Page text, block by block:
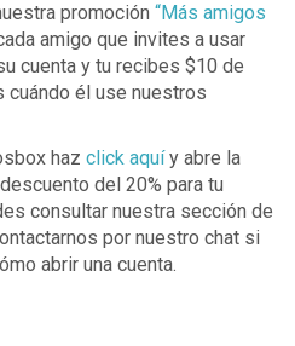
promoción “Más amigos
amigo que invites a usar
cuenta y tu recibes $10 de
cuándo él use nuestros
haz click aquíy abre la
del 20% para tu
consultar nuestra sección de
por nuestro chat si
abrir una cuenta.